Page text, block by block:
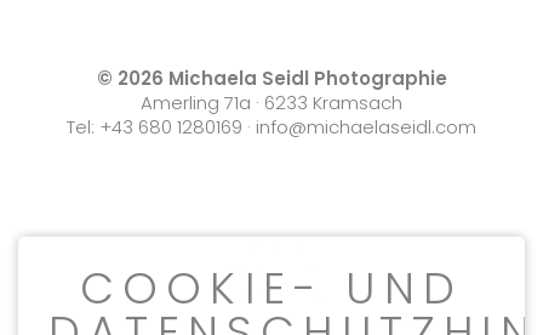
© 2026 Michaela Seidl Photographie
Amerling 71a · 6233 Kramsach
Tel: +43 680 1280169 · info@michaelaseidl.com
überspringen
Impressum
Datenschutz
AGB
COOKIE- UND